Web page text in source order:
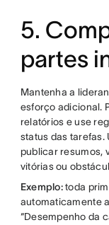
5.
partes
Mantenha a
esforço adicional.
relatórios e use
status das tarefas.
publicar resumos,
vitórias ou
Exemplo:toda
automaticamente
“Desempenho da